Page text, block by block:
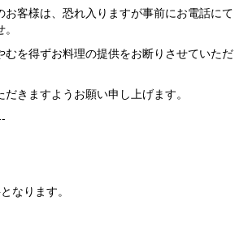
お客様は、恐れ入りますが事前にお電話にて
むを得ずお料理の提供をお断りさせていただ
きますようお願い申し上げます。
なります。